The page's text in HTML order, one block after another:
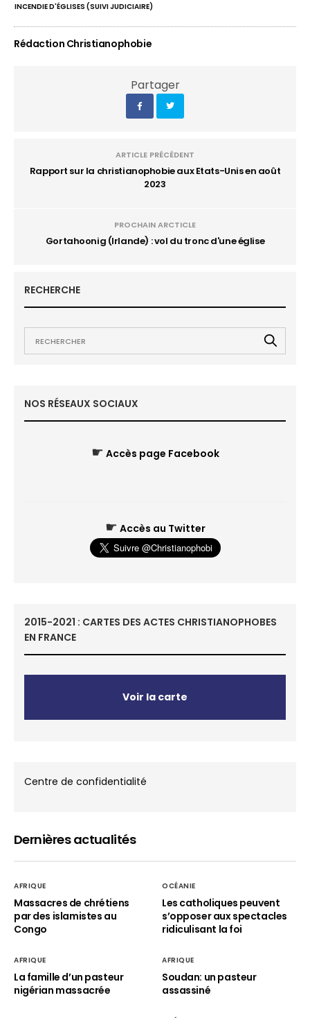
INCENDIE D'ÉGLISES (SUIVI JUDICIAIRE)
Rédaction Christianophobie
Partager
ARTICLE PRÉCÉDENT
Rapport sur la christianophobie aux Etats-Unis en août
2023
PROCHAIN ARCTICLE
Gortahoonig (Irlande) : vol du tronc d'une église
RECHERCHE
NOS RÉSEAUX SOCIAUX
☛ Accès page Facebook
☛ Accès au Twitter
2015-2021 : CARTES DES ACTES CHRISTIANOPHOBES
EN FRANCE
Voir la carte
Centre de confidentialité
Dernières actualités
AFRIQUE
Massacres de chrétiens
par des islamistes au
Congo
OCÉANIE
Les catholiques peuvent
s’opposer aux spectacles
ridiculisant la foi
AFRIQUE
La famille d’un pasteur
nigérian massacrée
AFRIQUE
Soudan: un pasteur
assassiné